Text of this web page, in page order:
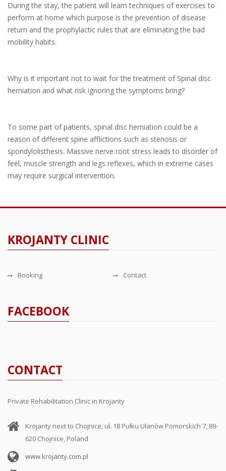
During the stay, the patient will learn techniques of exercises to
perform at home which purpose is the prevention of disease
return and the prophylactic rules that are eliminating the bad
mobility habits.
Why is it important not to wait for the treatment of Spinal disc
herniation and what risk ignoring the symptoms bring?
To some part of patients, spinal disc herniation could be a
reason of different spine afflictions such as stenosis or
spondylolisthesis. Massive nerve root stress leads to disorder of
feel, muscle strength and legs reflexes, which in extreme cases
may require surgical intervention.
KROJANTY CLINIC
Booking Contact
FACEBOOK
CONTACT
Private Rehabilitation Clinic in Krojanty
Krojanty next to Chojnice, ul. 18 Pułku Ułanów Pomorskich 7, 89-
620 Chojnice, Poland
www.krojanty.com.pl